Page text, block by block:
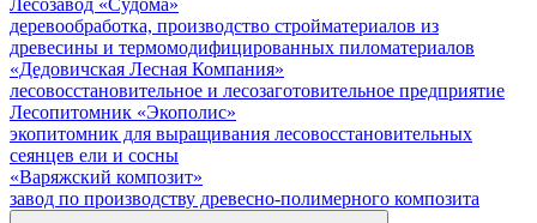
Лесозавод «Судома»
деревообработка, производство стройматериалов из
древесины и термомодифицированных пиломатериалов
«Дедовичская Лесная Компания»
лесовосстановительное и лесозаготовительное предприятие
Лесопитомник «Экополис»
экопитомник для выращивания лесовосстановительных
сеянцев ели и сосны
«Варяжский композит»
завод по производству древесно-полимерного композита